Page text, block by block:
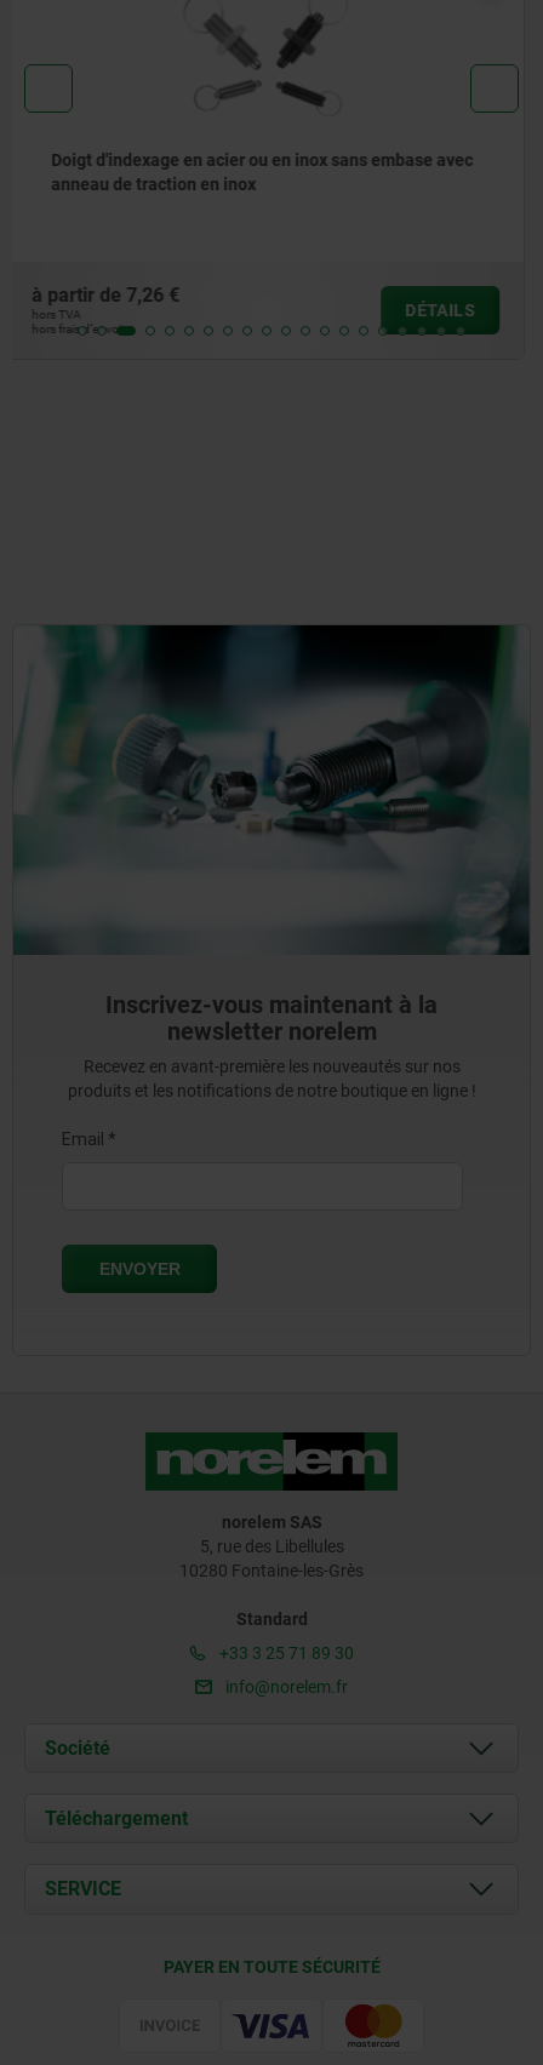
Doigt d'indexage en acier ou en inox avec anneau de
traction en inox
à partir de7,50 €
hors TVA
hors frais d’envoi
DÉTAILS
Inscrivez-vous maintenant à la
newsletter norelem
Recevez en avant-première les nouveautés sur nos
produits et les notifications de notre boutique en ligne !
norelem SAS
5, rue des Libellules
10280 Fontaine-les-Grès
Standard
+33 3 25 71 89 30
info@norelem.fr
Société
À propos de nous
Contact
Téléchargement
Documents
SERVICE
PAYER EN TOUTE SÉCURITÉ